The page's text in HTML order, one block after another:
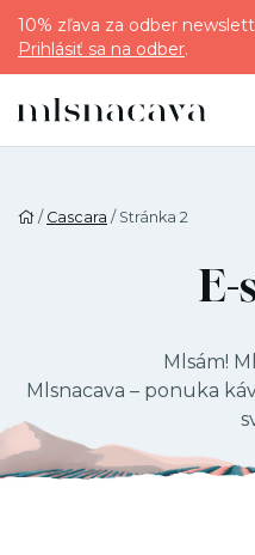
10% zľava za odber
Prihlásiť sa na odber.
/ Cascara / Stránka 2
E-
Mlsám!
Mlsnacava – ponuka